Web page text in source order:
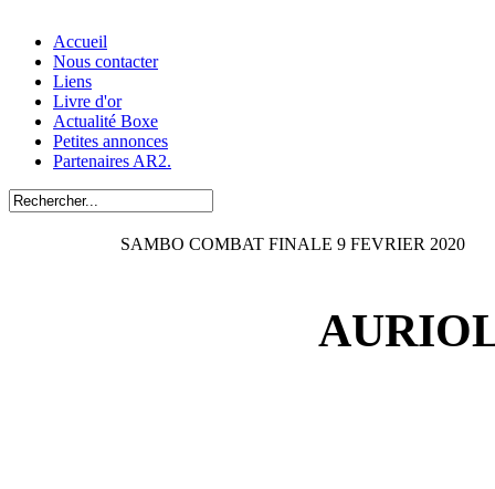
Accueil
Nous contacter
Liens
Livre d'or
Actualité Boxe
Petites annonces
Partenaires AR2.
SAMBO COMBAT FINALE 9 FEVRIER 2020